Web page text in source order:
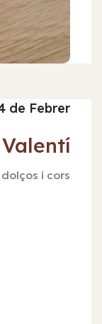
de Febrer
i cors